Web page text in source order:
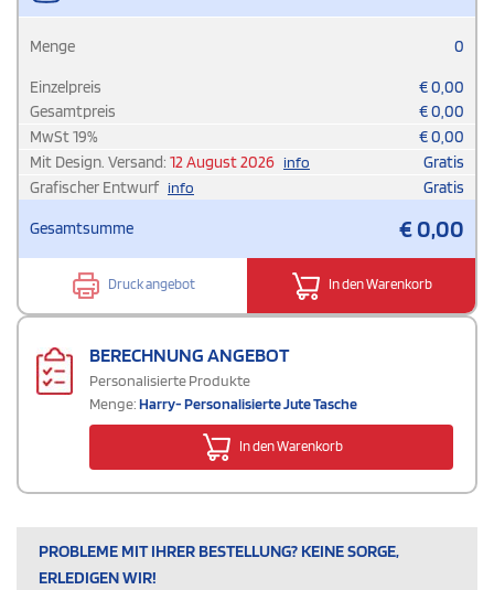
Menge 0
Einzelpreis €0,00
Gesamtpreis
€0,00
MwSt19% €0,00
Mit Design. Versand: 12 August 2026 info
Gratis
Grafischer Entwurf info Gratis
Gesamtsumme €0,00
Druck angebot In den Warenkorb
BERECHNUNG ANGEBOT
Personalisierte Produkte
Menge:Harry- Personalisierte Jute Tasche
In den Warenkorb
PROBLEME MIT IHRER BESTELLUNG? KEINE SORGE,
ERLEDIGEN WIR!